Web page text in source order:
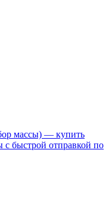
массы) — купить
с быстрой отправкой по